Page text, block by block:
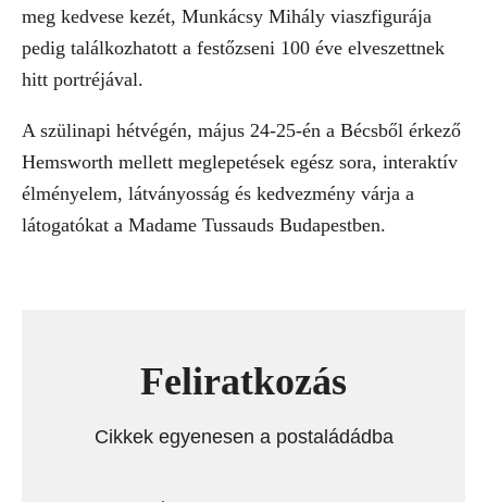
meg kedvese kezét, Munkácsy Mihály viaszfigurája
pedig találkozhatott a festőzseni 100 éve elveszettnek
hitt portréjával.
A szülinapi hétvégén, május 24-25-én a Bécsből érkező
Hemsworth mellett meglepetések egész sora, interaktív
élményelem, látványosság és kedvezmény várja a
látogatókat a Madame Tussauds Budapestben.
Feliratkozás
Cikkek egyenesen a postaládádba